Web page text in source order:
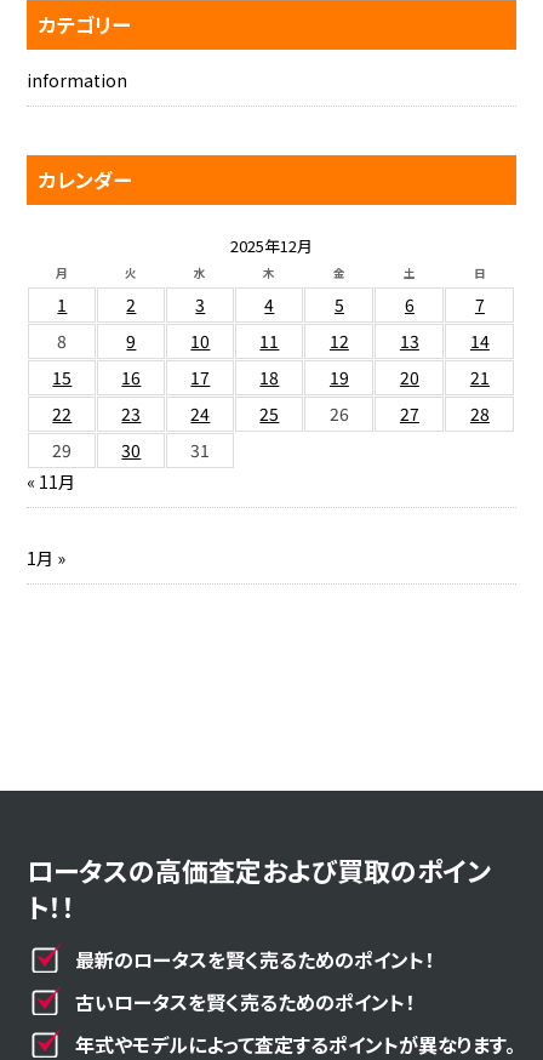
カテゴリー
information
カレンダー
2025年12月
月 火 水 木 金 土 日
1 2 3 4 5 6
7
8
9 10 11 12 13
14
15
16 17 18 19 20
21
22
23 24 25 26 27
28
29
30
31
« 11月
1月 »
ロータスの高価査定および買取のポイン
ト！！
最新のロータスを賢く売るためのポイント！
古いロータスを賢く売るためのポイント！
年式やモデルによって査定するポイントが異なります。